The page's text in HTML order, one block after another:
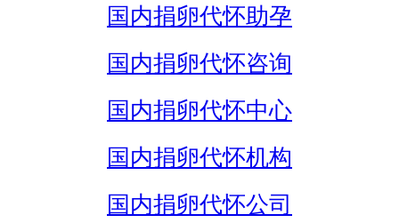
国内捐卵代怀助孕
国内捐卵代怀咨询
国内捐卵代怀中心
国内捐卵代怀机构
国内捐卵代怀公司